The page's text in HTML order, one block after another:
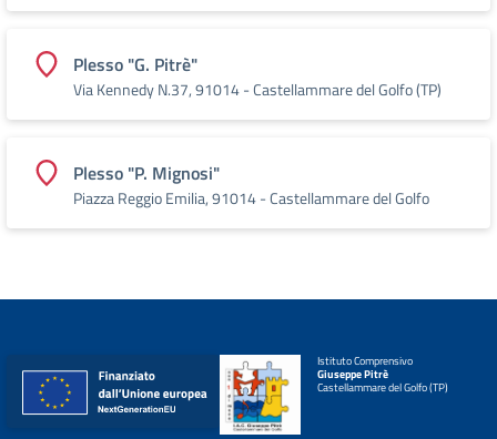
Plesso "G. Pitrè"
Via Kennedy N.37, 91014 - Castellammare del Golfo (TP)
Plesso "P. Mignosi"
Piazza Reggio Emilia, 91014 - Castellammare del Golfo
Istituto Comprensivo
Giuseppe Pitrè
Castellammare del Golfo (TP)